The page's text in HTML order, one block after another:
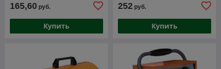
165,60 руб.
Купить
252 руб.
Купить